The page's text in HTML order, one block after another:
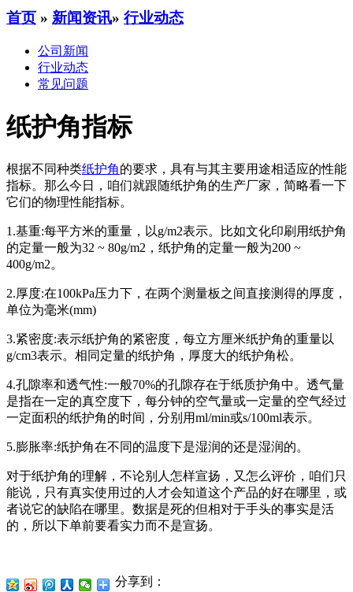
首页 » 新闻资讯» 行业动态
公司新闻
行业动态
常见问题
纸护角指标
根据不同种类纸护角的要求，具有与其主要用途相适应的性能
指标。那么今日，咱们就跟随纸护角的生产厂家，简略看一下
它们的物理性能指标。
1.基重:每平方米的重量，以g/m2表示。比如文化印刷用纸护角
的定量一般为32 ~ 80g/m2，纸护角的定量一般为200 ~
400g/m2。
2.厚度:在100kPa压力下，在两个测量板之间直接测得的厚度，
单位为毫米(mm)
3.紧密度:表示纸护角的紧密度，每立方厘米纸护角的重量以
g/cm3表示。相同定量的纸护角，厚度大的纸护角松。
4.孔隙率和透气性:一般70%的孔隙存在于纸质护角中。透气量
是指在一定的真空度下，每分钟的空气量或一定量的空气经过
一定面积的纸护角的时间，分别用ml/min或s/100ml表示。
5.膨胀率:纸护角在不同的温度下是湿润的还是湿润的。
对于纸护角的理解，不论别人怎样宣扬，又怎么评价，咱们只
能说，只有真实使用过的人才会知道这个产品的好在哪里，或
者说它的缺陷在哪里。数据是死的但相对于手头的事实是活
的，所以下单前要看实力而不是宣扬。
分享到：